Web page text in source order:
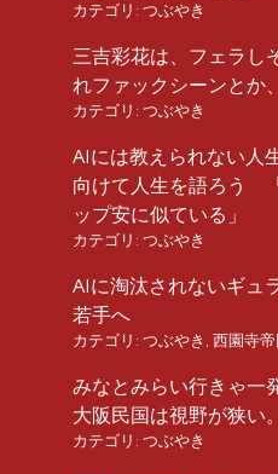
カテゴリ: つぶやき
三吉彩花は、フェラし
れファックシーンとか
カテゴリ: つぶやき
AIには教えられない
向けて人生を語ろう
ップ安に似ている」
カテゴリ: つぶやき
AIに淘汰されないギュ
若手へ
カテゴリ: つぶやき 西園寺
みなとみらい行きゃ一
大阪民国は視野が狭い。
カテゴリ: つぶやき